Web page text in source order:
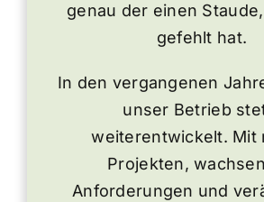
genau der einen
gefehlt hat.
In den vergangenen
unser Betrieb
weiterentwickelt. Mit
Projekten,
Anforderungen und